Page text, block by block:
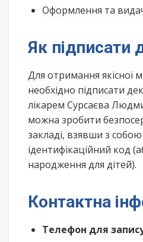
Оформлення та
Як підписати
Для отримання якісної
необхідно підписати
лікарем Сурсаєва
можна зробити
закладі, взявши з
ідентифікаційний код
народження для дітей).
Контактна
Телефон для